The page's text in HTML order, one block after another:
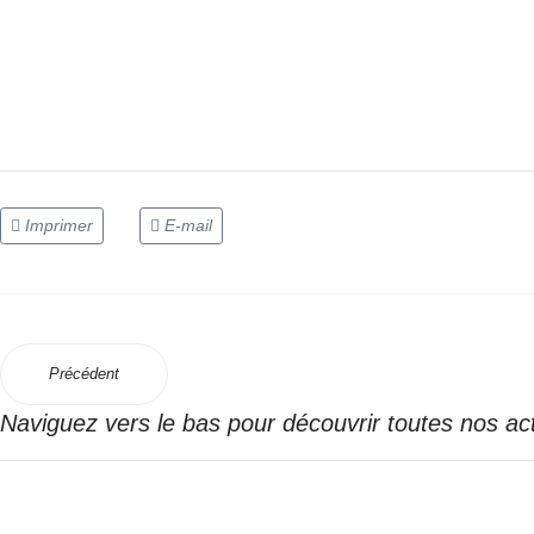
Imprimer E-mail
Précédent
Naviguez vers le bas pour découvrir toutes nos